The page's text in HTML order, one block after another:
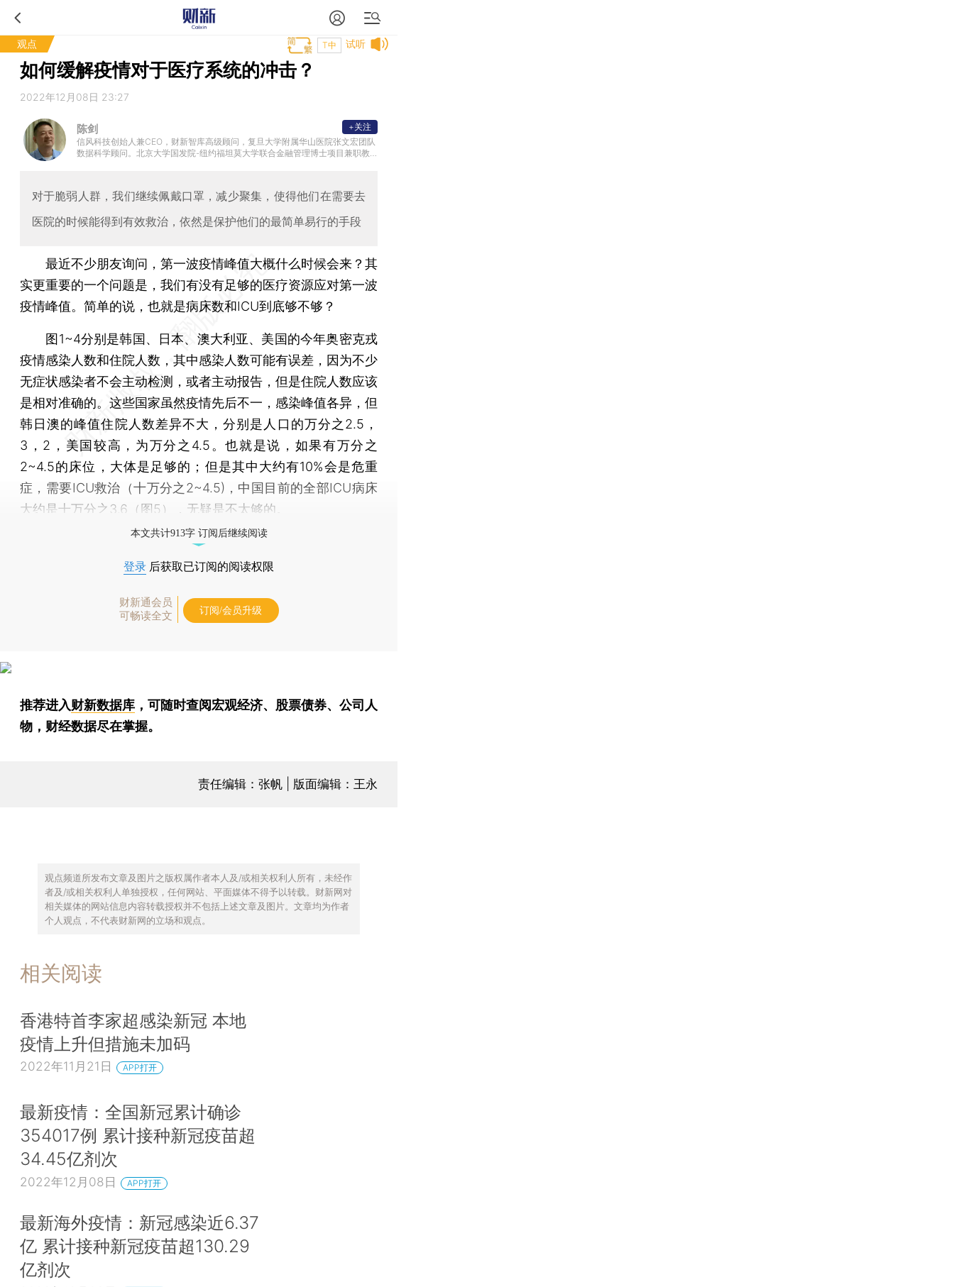
观点 试听
T中
如何缓解疫情对于医疗系统的冲击？
2022年12月08日 23:27
陈剑
信风科技创始人兼CEO，财新智库高级顾问，复旦大学附属华山医院张文宏团队
数据科学顾问。北京大学国发院-纽约福坦莫大学联合金融管理博士项目兼职教
+关注
对于脆弱人群，我们继续佩戴口罩，减少聚集，使得他们在需要去
医院的时候能得到有效救治，依然是保护他们的最简单易行的手段
最近不少朋友询问，第一波疫情峰值大概什么时候会来？其
实更重要的一个问题是，我们有没有足够的医疗资源应对第一波
疫情峰值。简单的说，也就是病床数和ICU到底够不够？
图1~4分别是韩国、日本、澳大利亚、美国的今年奥密克戎
疫情感染人数和住院人数，其中感染人数可能有误差，因为不少
无症状感染者不会主动检测，或者主动报告，但是住院人数应该
是相对准确的。这些国家虽然疫情先后不一，感染峰值各异，但
韩日澳的峰值住院人数差异不大，分别是人口的万分之2.5，
3，2，美国较高，为万分之4.5。也就是说，如果有万分之
2~4.5的床位，大体是足够的；但是其中大约有10%会是危重
症，需要ICU救治（十万分之2~4.5)，中国目前的全部ICU病床
大约是十万分之3.6（图5），无疑是不太够的。
本文共计913字 订阅后继续阅读
登录 后获取已订阅的阅读权限
财新通会员
可畅读全文
订阅/会员升级
推荐进入财新数据库 ，可随时查阅宏观经济、股票债券、公司人
物，财经数据尽在掌握。
责任编辑：张帆 | 版面编辑：王永
观点频道所发布文章及图片之版权属作者本人及/或相关权利人所有，未经作
者及/或相关权利人单独授权，任何网站、平面媒体不得予以转载。财新网对
相关媒体的网站信息内容转载授权并不包括上述文章及图片。文章均为作者
个人观点，不代表财新网的立场和观点。
相关阅读
香港特首李家超感染新冠 本地
疫情上升但措施未加码
2022年11月21日 APP打开
最新疫情：全国新冠累计确诊
354017例 累计接种新冠疫苗超
34.45亿剂次
2022年12月08日 APP打开
最新海外疫情：新冠感染近6.37
亿 累计接种新冠疫苗超130.29
亿剂次